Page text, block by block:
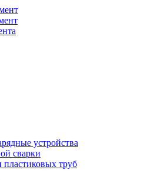
устройства
сварки
пластиковых труб